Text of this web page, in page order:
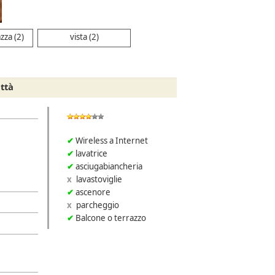
(2) vista (2)
Wireless a Internet
lavatrice
asciugabiancheria
lavastoviglie
ascenore
parcheggio
Balcone o terrazzo